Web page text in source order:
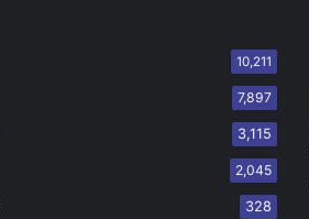
10,211
7,897
3,115
2,045
328